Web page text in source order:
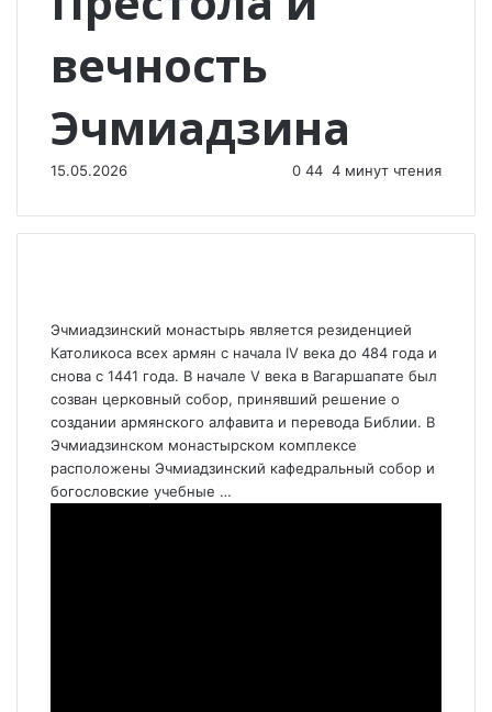
вечность
Эчмиадзина
15.05.2026 0 44 4 минут чтения
Эчмиадзинский монастырь является резиденцией
Католикоса всех армян с начала IV века до 484 года и
снова с 1441 года. В начале V века в Вагаршапате был
созван церковный собор, принявший решение о
создании армянского алфавита и перевода Библии. В
Эчмиадзинском монастырском комплексе
расположены Эчмиадзинский кафедральный собор и
богословские учебные …